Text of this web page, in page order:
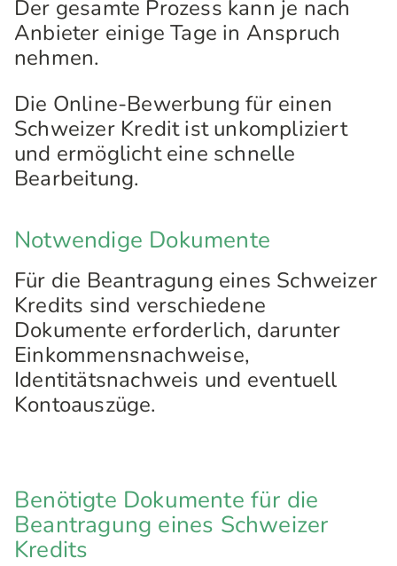
Der gesamte Prozess kann je nach
Anbieter einige Tage in Anspruch
nehmen.
Die Online-Bewerbung für einen
Schweizer Kredit ist unkompliziert
und ermöglicht eine schnelle
Bearbeitung.
Notwendige Dokumente
Für die Beantragung eines Schweizer
Kredits sind verschiedene
Dokumente erforderlich, darunter
Einkommensnachweise,
Identitätsnachweis und eventuell
Kontoauszüge.
Benötigte Dokumente für die
Beantragung eines Schweizer
Kredits